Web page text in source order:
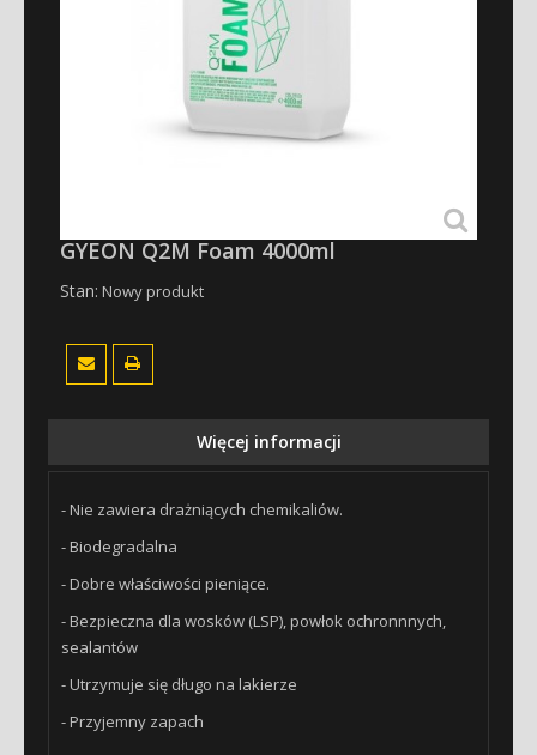
ZAPACHY- ODŚWIEŻACZE
SMOŁA I KLEJ
DACHY CABRIO
USUWANIE RDZY- DETRONIZACJA
SZYBY
PLASTIKI ZEWNĄTRZNE
REFLEKTORY
QUICK DETAILERY
POWŁOKI KWARCOWE- CERAMICZNE
NIEWIDZIALNE WYCIERACZKI
PODWOZIE-KONSERWACJA
OCZYSZCZANIE LAKIERU
MYCIE I OSUSZANIE
GYEON Q2M Foam 4000ml
Stan: Nowy produkt
Więcej informacji
- Nie zawiera drażniących chemikaliów.
- Biodegradalna
- Dobre właściwości pieniące.
- Bezpieczna dla wosków (LSP), powłok ochronnnych,
sealantów
- Utrzymuje się długo na lakierze
- Przyjemny zapach